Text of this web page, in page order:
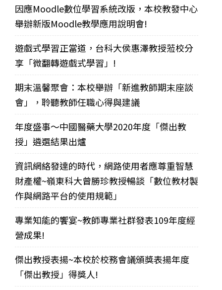
因應Moodle數位學習系統改版，本校教發中心
舉辦新版Moodle教學應用說明會!
遊戲式學習正當道，台科大侯惠澤教授蒞校分
享「微翻轉遊戲式學習」!
期末溫馨聚會：本校舉辦「新進教師期末座談
會」，聆聽教師任職心得與建議
年度盛事～中國醫藥大學2020年度「傑出教
授」遴選結果出爐
資訊網絡發達的時代，網路使用者應尊重智慧
財產權~嶺東科大曾勝珍教授暢談「數位教材製
作與網路平台的使用規範」
專業知能的饗宴~教師專業社群發表109年度經
營成果!
傑出教授表揚~本校於校務會議頒獎表揚年度
「傑出教授」得獎人!